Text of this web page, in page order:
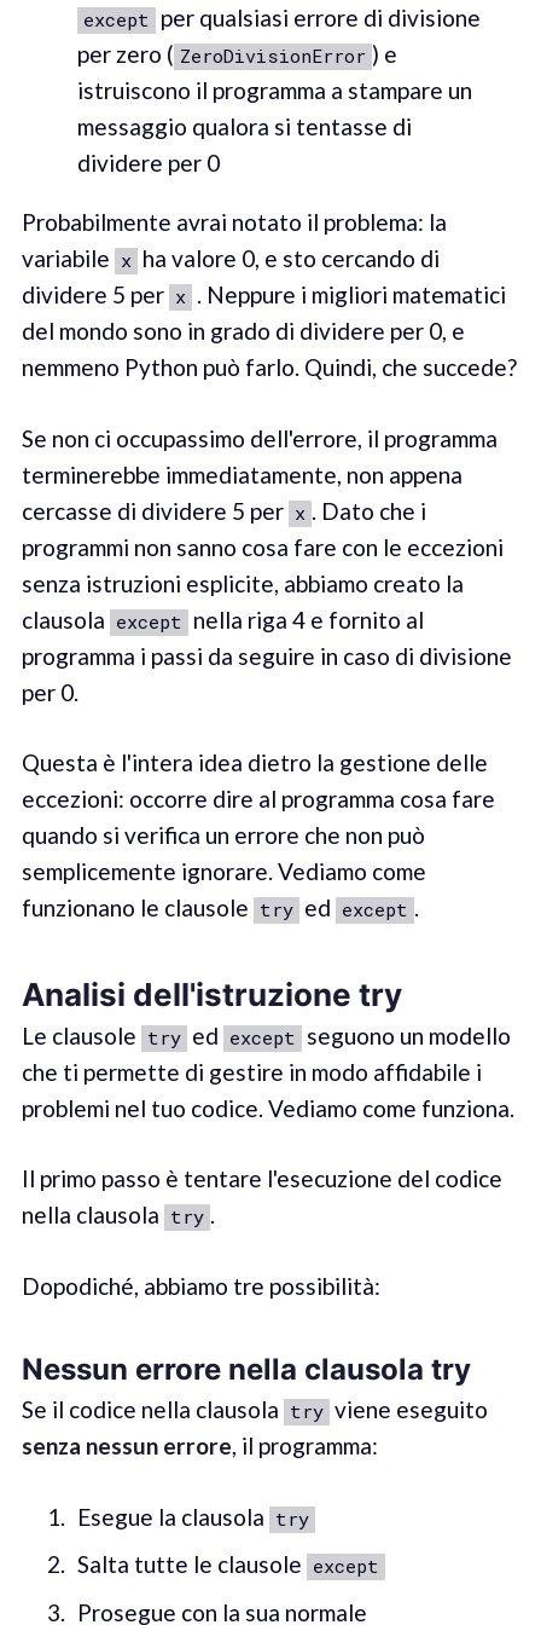
except per qualsiasi errore di divisione
per zero ( ZeroDivisionError ) e
istruiscono il programma a stampare un
messaggio qualora si tentasse di
dividere per 0
Probabilmente avrai notato il problema: la
variabile x ha valore 0, e sto cercando di
dividere 5 per x . Neppure i migliori matematici
del mondo sono in grado di dividere per 0, e
nemmeno Python può farlo. Quindi, che succede?
Se non ci occupassimo dell'errore, il programma
terminerebbe immediatamente, non appena
cercasse di dividere 5 per x . Dato che i
programmi non sanno cosa fare con le eccezioni
senza istruzioni esplicite, abbiamo creato la
clausola except nella riga 4 e fornito al
programma i passi da seguire in caso di divisione
per 0.
Questa è l'intera idea dietro la gestione delle
eccezioni: occorre dire al programma cosa fare
quando si verifica un errore che non può
semplicemente ignorare. Vediamo come
funzionano le clausole try ed except .
Analisi dell'istruzione try
Le clausole try ed except seguono un modello
che ti permette di gestire in modo affidabile i
problemi nel tuo codice. Vediamo come funziona.
Il primo passo è tentare l'esecuzione del codice
nella clausola try .
Dopodiché, abbiamo tre possibilità:
Nessun errore nella clausola try
Se il codice nella clausola try viene eseguito
senza nessun errore, il programma:
Esegue la clausola try
Salta tutte le clausole except
Prosegue con la sua normale